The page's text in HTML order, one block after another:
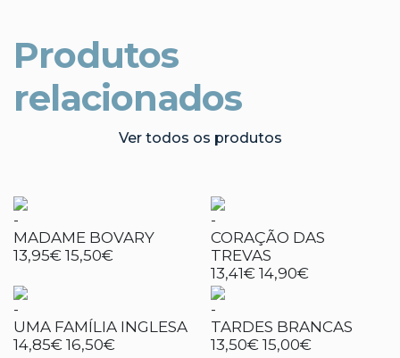
Produtos
relacionados
Ver todos os produtos
-
MADAME BOVARY
13,95€ 15,50€
-
CORAÇÃO DAS
TREVAS
13,41€ 14,90€
-
UMA FAMÍLIA INGLESA
14,85€ 16,50€
-
TARDES BRANCAS
13,50€ 15,00€